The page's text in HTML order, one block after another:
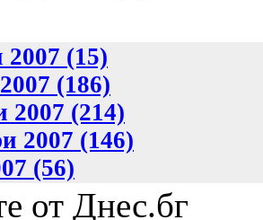
(15)
(186)
2007 (214)
2007 (146)
(56)
от Днес.бг